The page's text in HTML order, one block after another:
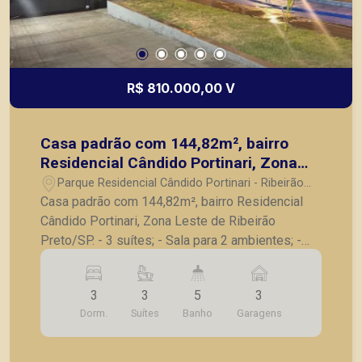
R$ 810.000,00 V
Casa padrão com 144,82m², bairro
Residencial Cândido Portinari, Zona
Leste de Ribeirão Preto/SP.
Parque Residencial Cândido Portinari - Ribeirão
Preto/SP
Casa padrão com 144,82m², bairro Residencial
Cândido Portinari, Zona Leste de Ribeirão
Preto/SP. - 3 suítes; - Sala para 2 ambientes; -
Jardim de inverno; - Varanda gourmet com
churrasqueira; - Área de serviço; - 02 banheiros
externos; - Piscina aquecida; - 3 vagas de
garagem. A Piramid tem como objetivo atender
seus clientes com agilidade e segurança, em
3
Dorm.
3
Suítes
5
Banho
3
Garagens